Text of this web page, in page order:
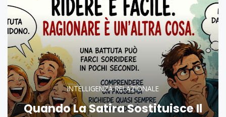
INTELLIGENZA RELAZIONALE
Quando La Satira Sostituisce Il